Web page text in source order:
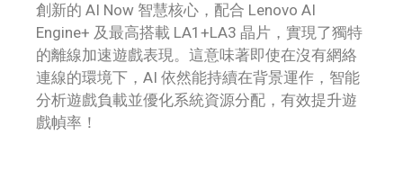
創新的 AI Now 智慧核心，配合 Lenovo AI
Engine+ 及最高搭載 LA1+LA3 晶片，實現了獨特
的離線加速遊戲表現。這意味著即使在沒有網絡
連線的環境下，AI 依然能持續在背景運作，智能
分析遊戲負載並優化系統資源分配，有效提升遊
戲幀率！